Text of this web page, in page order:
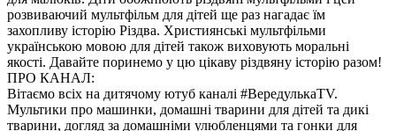
розвиваючий мультфільм для дітей ще раз нагадає їм
захопливу історію Різдва. Християнські мультфільми
українською мовою для дітей також виховують моральні
якості. Давайте поринемо у цю цікаву різдвяну історію разом!
ПРО КАНАЛ:
Вітаємо всіх на дитячому ютуб каналі #ВередулькаТV.
Мультики про машинки, домашні тварини для дітей та дикі
тварини, догляд за домашніми улюбленцями та гонки для